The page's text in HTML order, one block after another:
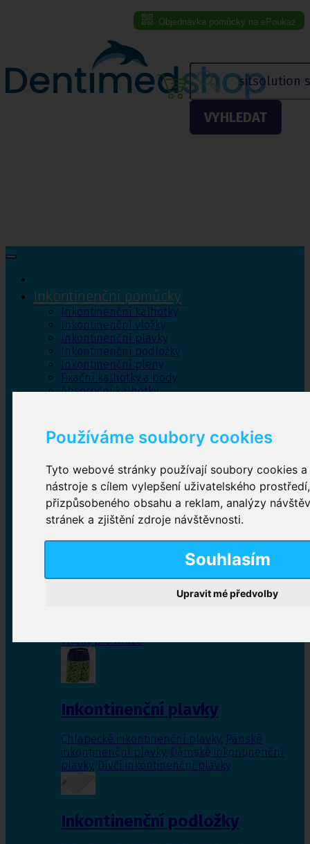
Používáme soubory cookies
Tyto webové stránky používají soubory cookies
nástroje s cílem vylepšení uživatelského
přizpůsobeného obsahu a reklam, analýzy
stránek a zjištění zdroje návštěvnosti.
Souhlasím
Upravit mé předvolby
Objednávka pomůcky na ePoukaz
VYHLEDAT
Inkontinenční pomůcky
Inkontinenční kalhotky
Inkontinenční vložky
Inkontinenční plavky
Inkontinenční podložky
Inkontinenční pleny
Fixační kalhotky a body
Absorpční kalhotky
Inkontinenční kalhotky
Plenkové kalhotky navlékací,Plenkové kalhotky
zalepovací,Inkontinenční kalhotky dámské
Inkontinenční kalhotky pro muže
Inkontinenční vložky
vložky pro muže
Inkontinenční plavky
Chlapecké inkontinenční plavky, Pánské
inkontinenční plavky, Dámské inkontinenční
plavky, Dívčí inkontinenční plavky
Inkontinenční podložky